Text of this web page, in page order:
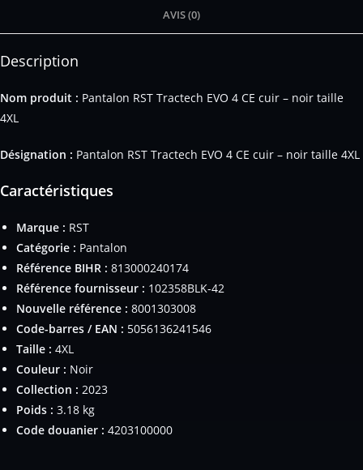
AVIS (0)
Description
Nom produit : Pantalon RST Tractech EVO 4 CE cuir – noir taille
4XL
Désignation : Pantalon RST Tractech EVO 4 CE cuir – noir taille 4XL
Caractéristiques
Marque : RST
Catégorie : Pantalon
Référence BIHR : 813000240174
Référence fournisseur : 102358BLK-42
Nouvelle référence : 8001303008
Code-barres / EAN : 5056136241546
Taille : 4XL
Couleur : Noir
Collection : 2023
Poids : 3.18 kg
Code douanier : 4203100000